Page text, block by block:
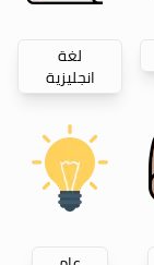
لغة
انجليزية